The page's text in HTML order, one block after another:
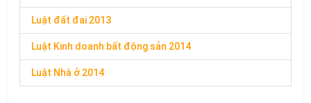
Luật đất đai 2013
Luật Kinh doanh bất động sản 2014
Luật Nhà ở 2014